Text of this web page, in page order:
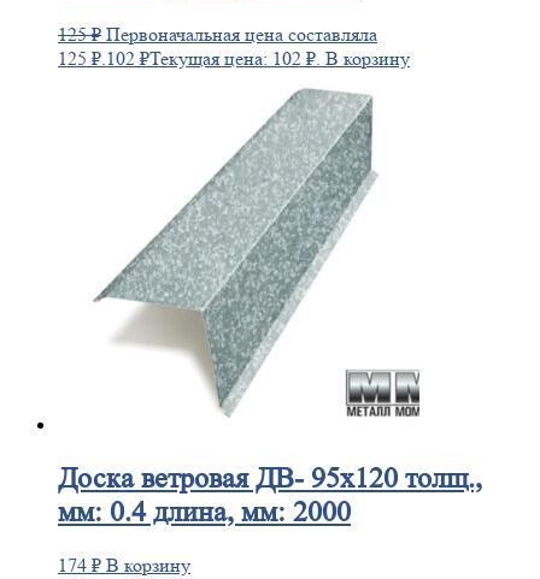
125₽ Первоначальная цена составляла
125 ₽.102 ₽Текущая цена: 102 ₽. В корзину
Доскаветровая ДВ- 95х120 толщ.,
мм: 0.4 длина, мм: 2000
174 ₽ В корзину